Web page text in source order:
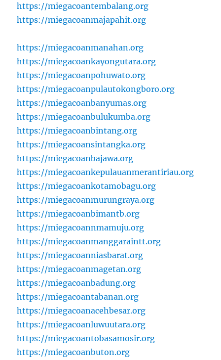
https://miegacoantembalang.org
https://miegacoanmajapahit.org
https://miegacoanmanahan.org
https://miegacoankayongutara.org
https://miegacoanpohuwato.org
https://miegacoanpulautokongboro.org
https://miegacoanbanyumas.org
https://miegacoanbulukumba.org
https://miegacoanbintang.org
https://miegacoansintangka.org
https://miegacoanbajawa.org
https://miegacoankepulauanmerantiriau.org
https://miegacoankotamobagu.org
https://miegacoanmurungraya.org
https://miegacoanbimantb.org
https://miegacoannmamuju.org
https://miegacoanmanggaraintt.org
https://miegacoanniasbarat.org
https://miegacoanmagetan.org
https://miegacoanbadung.org
https://miegacoantabanan.org
https://miegacoanacehbesar.org
https://miegacoanluwuutara.org
https://miegacoantobasamosir.org
https://miegacoanbuton.org